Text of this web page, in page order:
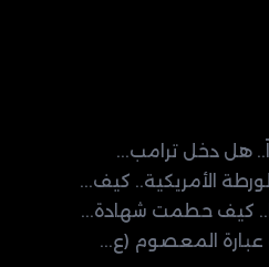
هل دخل ترامب...
الأمريكية.. كيف...
كيف حطمت شهادة...
عبارة المعصوم (ع...